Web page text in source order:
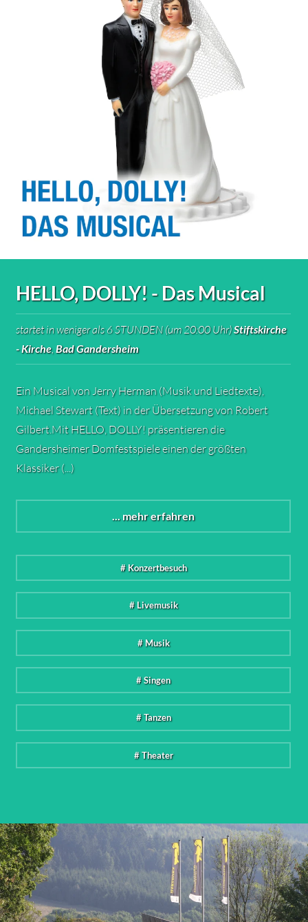
HELLO, DOLLY! - Das Musical
startet in weniger als 6 STUNDEN (um 20:00 Uhr)Stiftskirche
- Kirche, Bad Gandersheim
Ein Musical von Jerry Herman (Musik und Liedtexte),
Michael Stewart (Text) in der Übersetzung von Robert
Gilbert.Mit HELLO, DOLLY! präsentieren die
Gandersheimer Domfestspiele einen der größten
Klassiker (...)
... mehr erfahren
# Konzertbesuch
# Livemusik
# Musik
# Singen
# Tanzen
# Theater